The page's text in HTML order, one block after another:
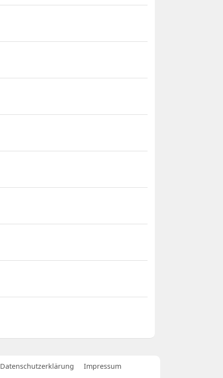
Datenschutzerklärung
Impressum